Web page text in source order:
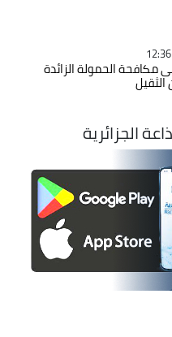
مكافحة الحمولة الزائدة
الجزائرية